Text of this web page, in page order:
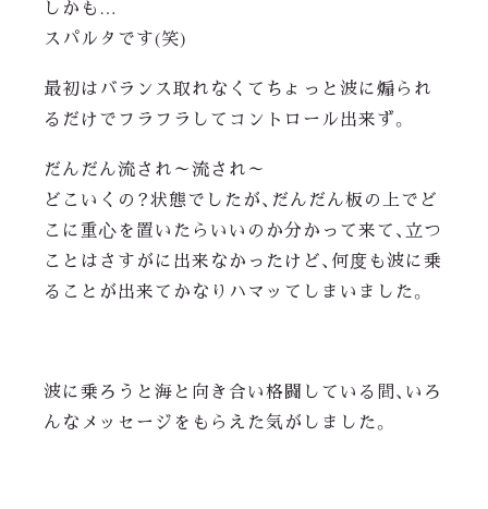
しかも…
スパルタです(笑)
最初はバランス取れなくてちょっと波に煽られ
るだけでフラフラしてコントロール出来ず。
だんだん流され～流され～
どこいくの？状態でしたが、だんだん板の上でど
こに重心を置いたらいいのか分かって来て、立つ
ことはさすがに出来なかったけど、何度も波に乗
ることが出来てかなりハマッてしまいました。
波に乗ろうと海と向き合い格闘している間、いろ
んなメッセージをもらえた気がしました。